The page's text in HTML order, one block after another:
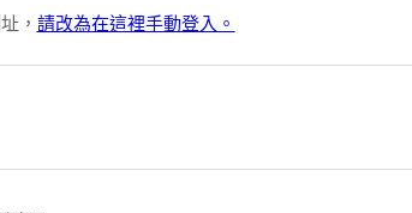
， 請改為在這裡手動登入。